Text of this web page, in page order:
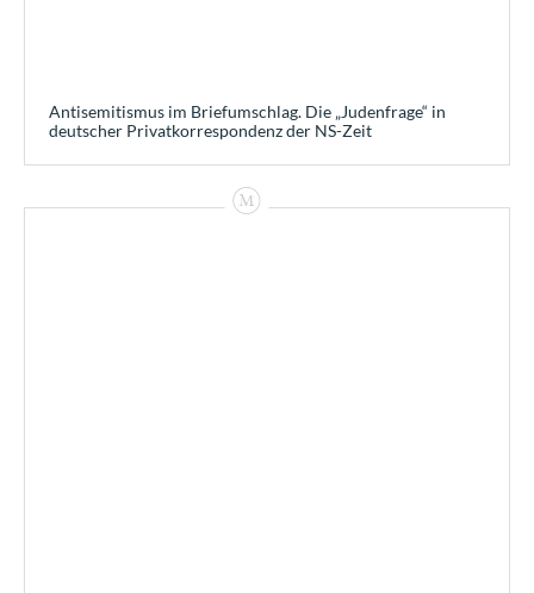
Antisemitismus im Briefumschlag. Die „Judenfrage“ in
deutscher Privatkorrespondenz der NS-Zeit